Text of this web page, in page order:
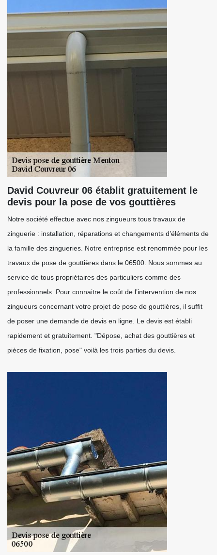
David Couvreur 06 établit gratuitement le
devis pour la pose de vos gouttières
Notre société effectue avec nos zingueurs tous travaux de
zinguerie : installation, réparations et changements d’éléments de
la famille des zingueries. Notre entreprise est renommée pour les
travaux de pose de gouttières dans le 06500. Nous sommes au
service de tous propriétaires des particuliers comme des
professionnels. Pour connaitre le coût de l’intervention de nos
zingueurs concernant votre projet de pose de gouttières, il suffit
de poser une demande de devis en ligne. Le devis est établi
rapidement et gratuitement. "Dépose, achat des gouttières et
pièces de fixation, pose" voilà les trois parties du devis.